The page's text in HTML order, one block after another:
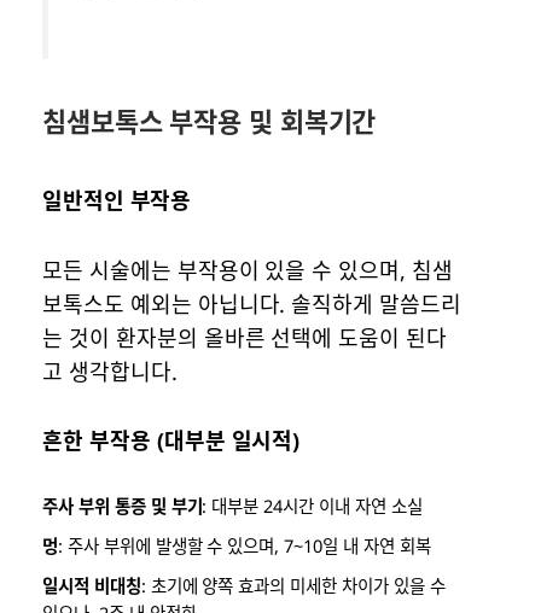
침샘보톡스 부작용 및 회복기간
일반적인 부작용
모든 시술에는 부작용이 있을 수 있으며, 침샘
보톡스도 예외는 아닙니다. 솔직하게 말씀드리
는 것이 환자분의 올바른 선택에 도움이 된다
고 생각합니다.
흔한 부작용 (대부분 일시적)
주사 부위 통증 및 부기: 대부분 24시간 이내 자연 소실
멍: 주사 부위에 발생할 수 있으며, 7~10일 내 자연 회복
일시적 비대칭: 초기에 양쪽 효과의 미세한 차이가 있을 수